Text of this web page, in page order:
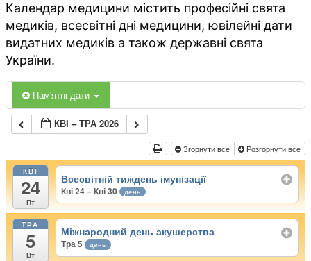
Календар медицини містить професійні свята
медиків, всесвітні дні медицини, ювілейні дати
видатних медиків а також державні свята
України.
Пам'ятні дати
КВІ – ТРА 2026
Згорнути все Розгорнути все
КВІ
24
Пт
Всесвітній тиждень імунізації
Кві 24 – Кві 30 день
ТРА
5
Вт
Міжнародний день акушерства
Тра 5 день